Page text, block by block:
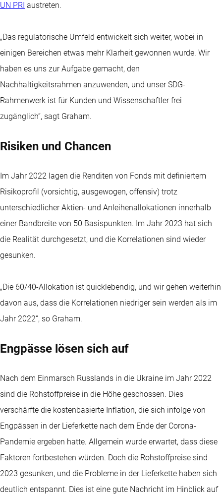
UN PRI austreten.
„Das regulatorische Umfeld entwickelt sich weiter, wobei in
einigen Bereichen etwas mehr Klarheit gewonnen wurde. Wir
haben es uns zur Aufgabe gemacht, den
Nachhaltigkeitsrahmen anzuwenden, und unser SDG-
Rahmenwerk ist für Kunden und Wissenschaftler frei
zugänglich“, sagt Graham.
Risiken und Chancen
Im Jahr 2022 lagen die Renditen von Fonds mit definiertem
Risikoprofil (vorsichtig, ausgewogen, offensiv) trotz
unterschiedlicher Aktien- und Anleihenallokationen innerhalb
einer Bandbreite von 50 Basispunkten. Im Jahr 2023 hat sich
die Realität durchgesetzt, und die Korrelationen sind wieder
gesunken.
„Die 60/40-Allokation ist quicklebendig, und wir gehen weiterhin
davon aus, dass die Korrelationen niedriger sein werden als im
Jahr 2022“, so Graham.
Engpässe lösen sich auf
Nach dem Einmarsch Russlands in die Ukraine im Jahr 2022
sind die Rohstoffpreise in die Höhe geschossen. Dies
verschärfte die kostenbasierte Inflation, die sich infolge von
Engpässen in der Lieferkette nach dem Ende der Corona-
Pandemie ergeben hatte. Allgemein wurde erwartet, dass diese
Faktoren fortbestehen würden. Doch die Rohstoffpreise sind
2023 gesunken, und die Probleme in der Lieferkette haben sich
deutlich entspannt. Dies ist eine gute Nachricht im Hinblick auf